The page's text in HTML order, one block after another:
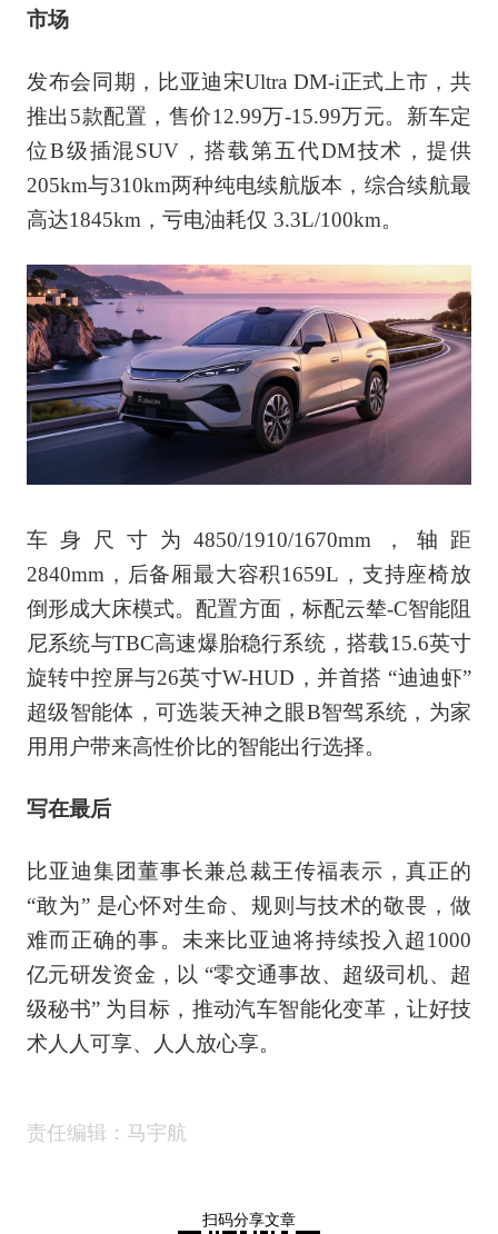
市场
发布会同期，比亚迪宋Ultra DM-i正式上市，共
推出5款配置，售价12.99万-15.99万元。新车定
位B级插混SUV，搭载第五代DM技术，提供
205km与310km两种纯电续航版本，综合续航最
高达1845km，亏电油耗仅 3.3L/100km。
车身尺寸为4850/1910/1670mm，轴距
2840mm，后备厢最大容积1659L，支持座椅放
倒形成大床模式。配置方面，标配云辇-C智能阻
尼系统与TBC高速爆胎稳行系统，搭载15.6英寸
旋转中控屏与26英寸W-HUD，并首搭 “迪迪虾”
超级智能体，可选装天神之眼B智驾系统，为家
用用户带来高性价比的智能出行选择。
写在最后
比亚迪集团董事长兼总裁王传福表示，真正的
“敢为” 是心怀对生命、规则与技术的敬畏，做
难而正确的事。未来比亚迪将持续投入超1000
亿元研发资金，以 “零交通事故、超级司机、超
级秘书” 为目标，推动汽车智能化变革，让好技
术人人可享、人人放心享。
责任编辑：马宇航
扫码分享文章